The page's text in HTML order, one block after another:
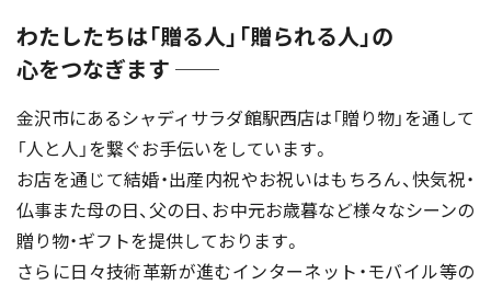
わたしたちは「贈る人」「贈られる人」の
心をつなぎます ──
金沢市にあるシャディサラダ館駅西店は「贈り物」を通して
「人と人」を繋ぐお手伝いをしています。
お店を通じて結婚・出産内祝やお祝いはもちろん、快気祝・
仏事また母の日、父の日、お中元お歳暮など様々なシーンの
贈り物・ギフトを提供しております。
さらに日々技術革新が進むインターネット・モバイル等の